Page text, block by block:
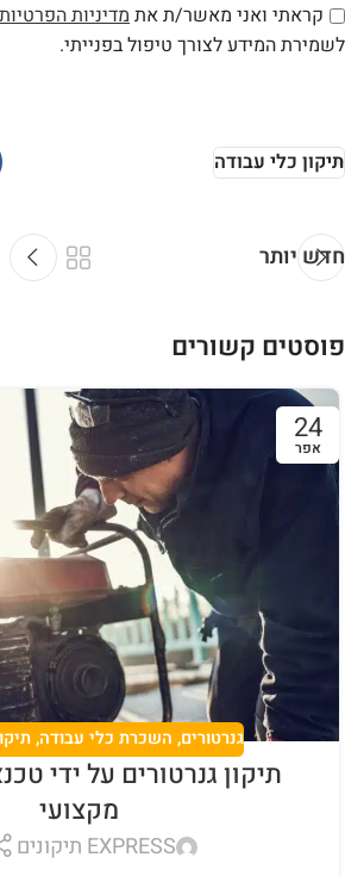
קראתי ואני מאשר/ת אתמדיניות הפרטיות
לשמירת המידע לצורך טיפול בפנייתי.
תיקון כלי עבודה
חדש יותר
פוסטים קשורים
24
אפר
גנרטורים, השכרת כלי עבודה,
תיקון גנרטורים על ידי
מקצועי
EXPRESS תיקונים